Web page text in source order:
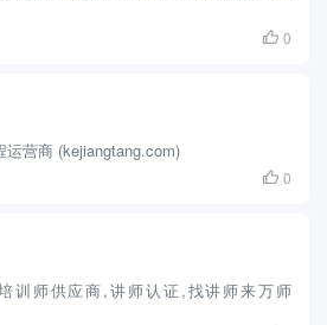
 0
营商 (kejiangtang.com)
 0
训师供应商,讲师认证,找讲师来万师